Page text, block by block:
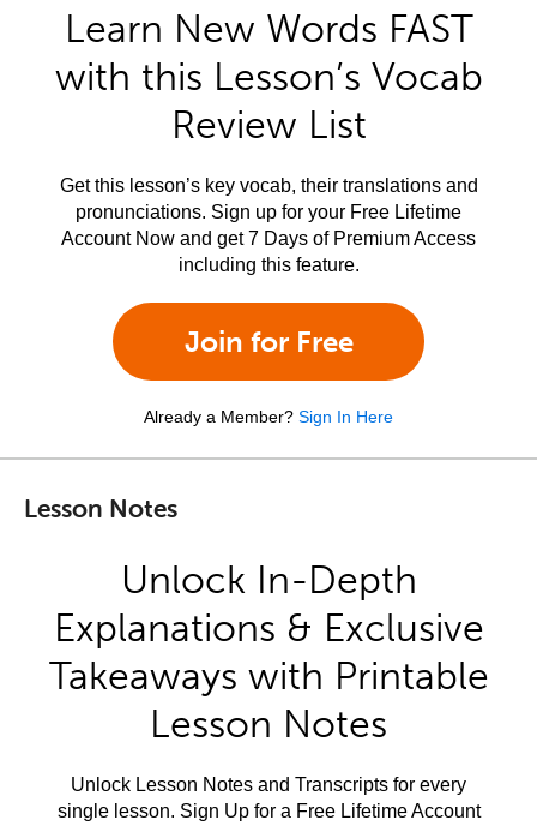
Learn New Words FAST
with this Lesson’s Vocab
Review List
Get this lesson’s key vocab, their translations and
pronunciations. Sign up for your Free Lifetime
Account Now and get 7 Days of Premium Access
including this feature.
Join for Free
Already a Member? Sign In Here
Lesson Notes
Unlock In-Depth
Explanations & Exclusive
Takeaways with Printable
Lesson Notes
Unlock Lesson Notes and Transcripts for every
single lesson. Sign Up for a Free Lifetime Account